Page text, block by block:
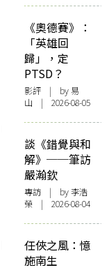
《奧德賽》：
「英雄回
歸」，定
PTSD？
影評 | by 易
山 | 2026-08-05
談《錯覺與和
解》──筆訪
嚴瀚欽
專訪 | by 李浩
榮 | 2026-08-04
任俠之風：憶
施南生